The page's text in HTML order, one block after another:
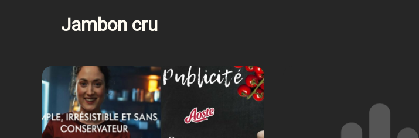
Jambon cru